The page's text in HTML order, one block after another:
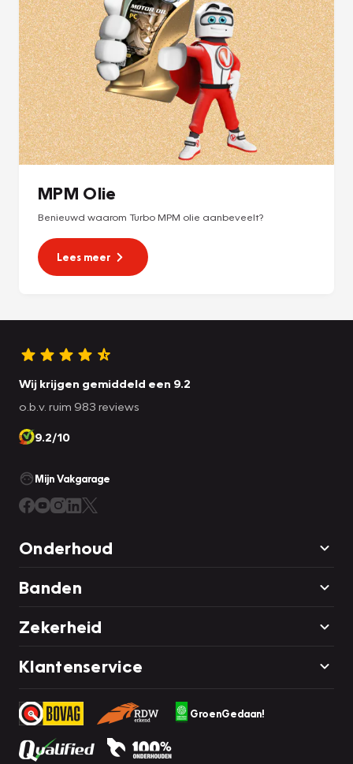
MPM Olie
Benieuwd waarom Turbo MPM olie aanbeveelt?
Lees meer
Wij krijgen gemiddeld een 9.2
o.b.v. ruim 983 reviews
9.2/10
Mijn Vakgarage
Onderhoud
Banden
Zekerheid
Klantenservice
GroenGedaan!